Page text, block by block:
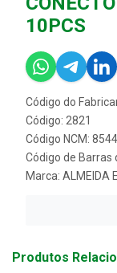
10PCS
Código do
Código: 2821
Código NCM:
Código de
Marca: ALMEIDA
Produtos